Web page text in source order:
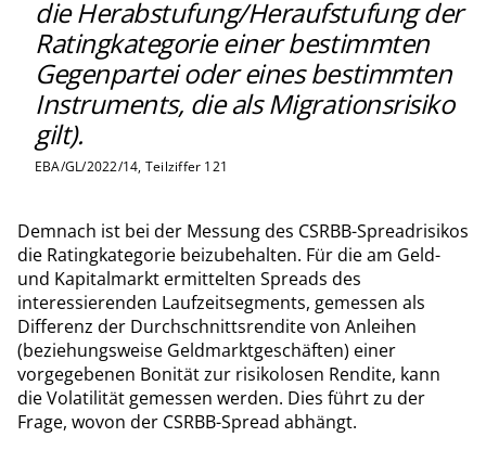
die Herabstufung/Heraufstufung der
Ratingkategorie einer bestimmten
Gegenpartei oder eines bestimmten
Instruments, die als Migrationsrisiko
gilt).
EBA/GL/2022/14, Teilziffer 121
Demnach ist bei der Messung des CSRBB-Spreadrisikos
die Ratingkategorie beizubehalten. Für die am Geld-
und Kapitalmarkt ermittelten Spreads des
interessierenden Laufzeitsegments, gemessen als
Differenz der Durchschnittsrendite von Anleihen
(beziehungsweise Geldmarktgeschäften) einer
vorgegebenen Bonität zur risikolosen Rendite, kann
die Volatilität gemessen werden. Dies führt zu der
Frage, wovon der CSRBB-Spread abhängt.